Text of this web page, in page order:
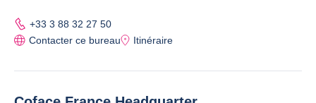
+33 3 88 32 27 50
Contacter ce bureau
Itinéraire